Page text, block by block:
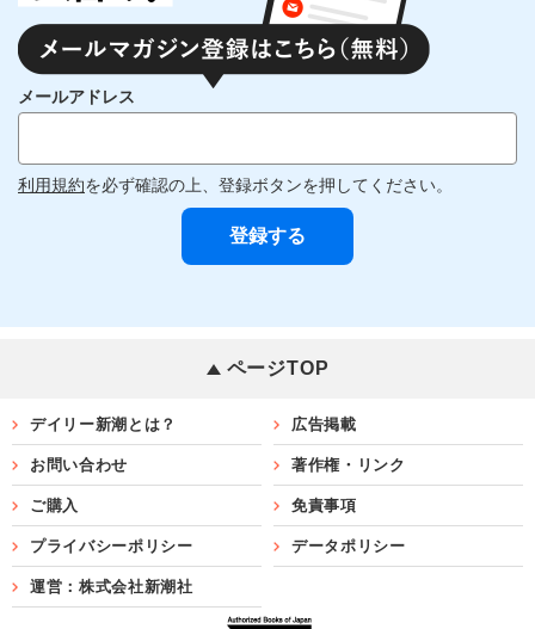
メールアドレス
利用規約を必ず確認の上、登録ボタンを押してください。
ページTOP
デイリー新潮とは？ 広告掲載
お問い合わせ 著作権・リンク
ご購入 免責事項
プライバシーポリシー データポリシー
運営：株式会社新潮社